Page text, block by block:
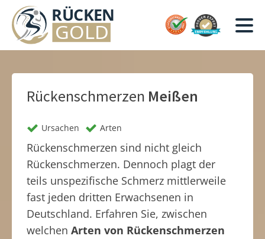
Rückenschmerzen Meißen
Ursachen Arten
Rückenschmerzen sind nicht gleich
Rückenschmerzen. Dennoch plagt der
teils unspezifische Schmerz mittlerweile
fast jeden dritten Erwachsenen in
Deutschland. Erfahren Sie, zwischen
welchen Arten von Rückenschmerzen